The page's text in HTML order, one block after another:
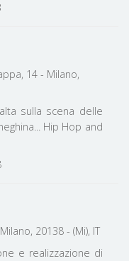
14 - Milano,
sulla scena delle
Hip Hop and
20138 - (Mi), IT
e realizzazione di